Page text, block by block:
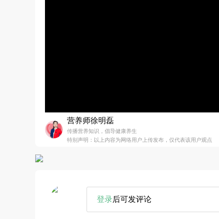
营养师徐明磊
传播营养知识，倡导健康养生
特别声明：以上内容为网络用户上传发布，仅代表该用户观点
登录后可发评论